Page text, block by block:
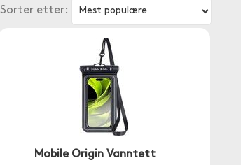
Sorter etter:
Mobile Origin Vanntett